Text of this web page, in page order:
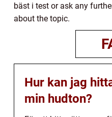
bäst i test or ask any
about the topic.
Hur kan jag
min hudton?